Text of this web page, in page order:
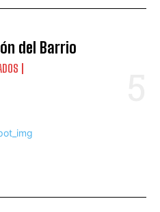
del Barrio